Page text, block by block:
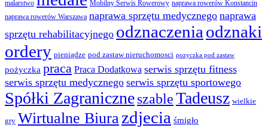
malarstwo Mobilny Serwis Rowerowy naprawa rowerów Konstancin
naprawa rowerów Warszawa naprawa sprzętu medycznego naprawa
sprzętu rehabilitacyjnego odznaczenia odznaki
ordery pieniądze pod zastaw nieruchomosci pozyczka pod zastaw
pożyczka praca Praca Dodatkowa serwis sprzętu fitness
serwis sprzętu medycznego serwis sprzętu sportowego
Spółki ZagraniczneszableTadeusz wielkie
gry Wirtualne Biurazdjecia śmigło